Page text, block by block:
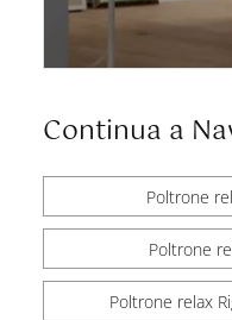
Continua a
Poltrone
Poltrone
Poltrone relax